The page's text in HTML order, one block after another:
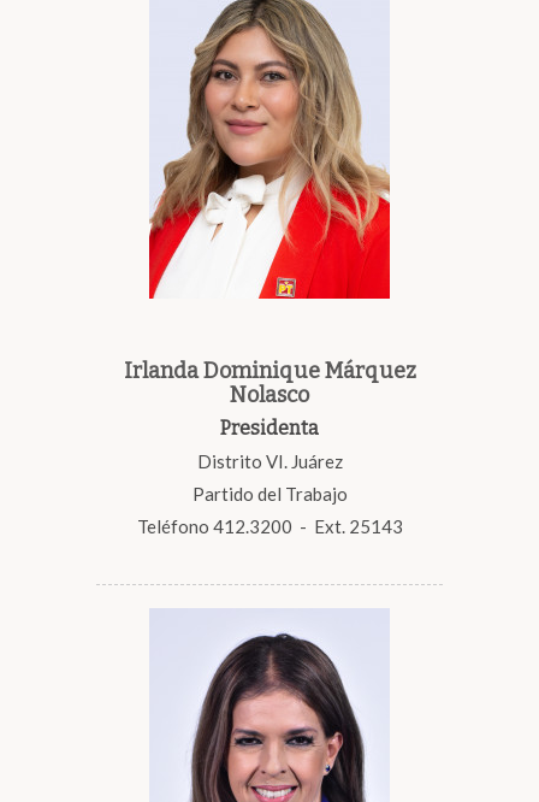
Irlanda Dominique Márquez
Nolasco
Presidenta
Distrito VI. Juárez
Partido del Trabajo
Teléfono 412.3200 - Ext. 25143